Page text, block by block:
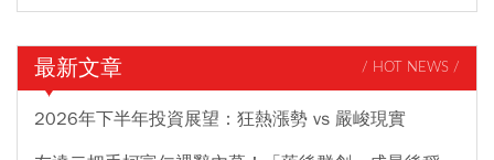
最新文章 / HOT NEWS /
2026年下半年投資展望：狂熱漲勢 vs 嚴峻現實